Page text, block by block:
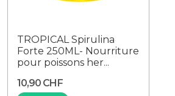
TROPICAL Spirulina
Forte 250ML- Nourriture
pour poissons her...
10,90 CHF